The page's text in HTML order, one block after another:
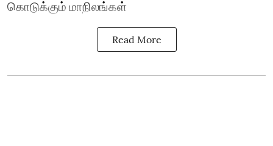
கொடுக்கும் மாநிலங்கள்
Read More